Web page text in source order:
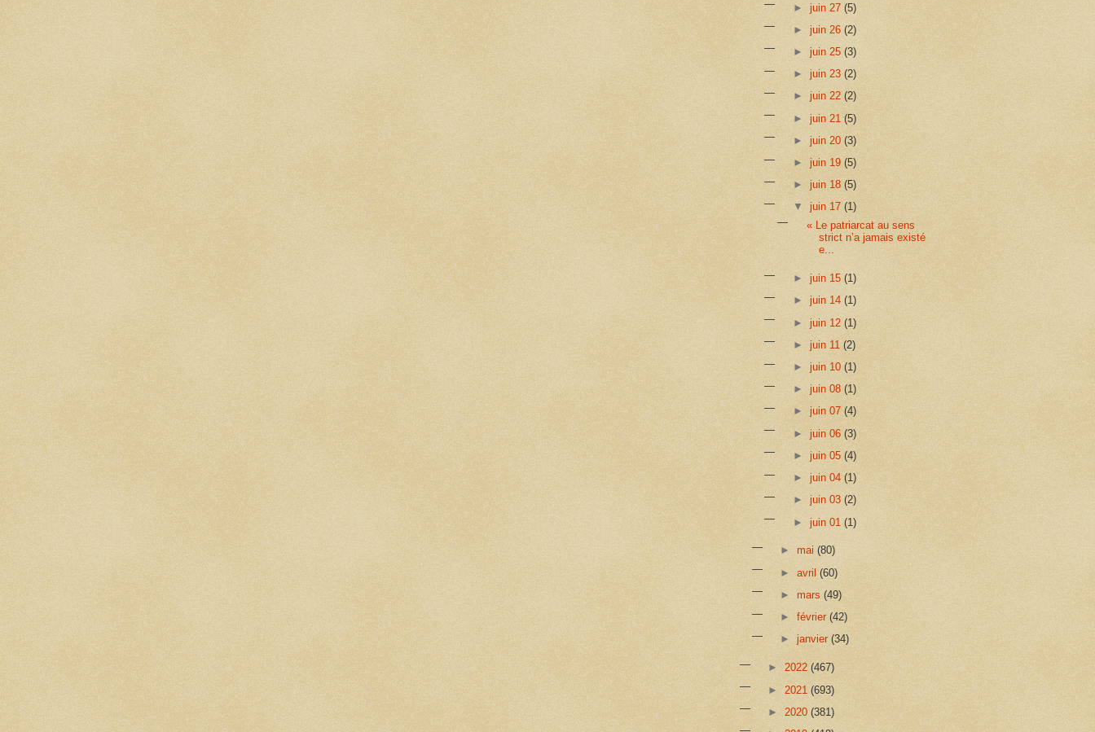
► juin 27 (5)
► juin 26 (2)
► juin 25 (3)
► juin 23 (2)
► juin 22 (2)
► juin 21 (5)
► juin 20 (3)
► juin 19 (5)
► juin 18 (5)
▼ juin 17 (1)
« Le patriarcat au sens
strict n’a jamais existé
e...
► juin 15 (1)
► juin 14 (1)
► juin 12 (1)
► juin 11 (2)
► juin 10 (1)
► juin 08 (1)
► juin 07 (4)
► juin 06 (3)
► juin 05 (4)
► juin 04 (1)
► juin 03 (2)
► juin 01 (1)
►mai(80)
►avril(60)
► mars(49)
►février(42)
►janvier(34)
► 2022 (467)
► 2021 (693)
► 2020 (381)